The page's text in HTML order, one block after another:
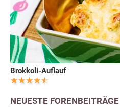
Brokkoli-Auflauf
NEUESTE FORENBEITRÄGE